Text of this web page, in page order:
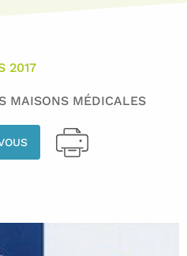
2017
MAISONS MÉDICALES